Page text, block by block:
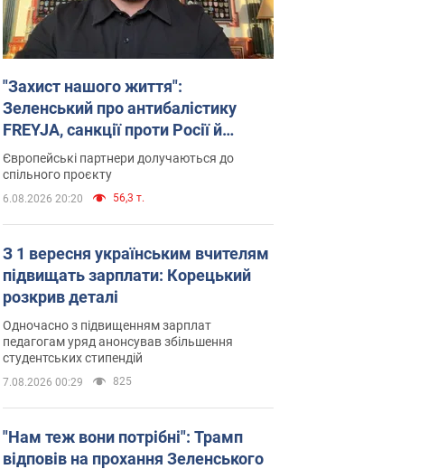
"Захист нашого життя":
Зеленський про антибалістику
FREYJA, санкції проти Росії й
підтримку аграріїв. Відео
Європейські партнери долучаються до
спільного проєкту
6.08.2026 20:20 56,3 т.
З 1 вересня українським вчителям
підвищать зарплати: Корецький
розкрив деталі
Одночасно з підвищенням зарплат
педагогам уряд анонсував збільшення
студентських стипендій
7.08.2026 00:29 825
"Нам теж вони потрібні": Трамп
відповів на прохання Зеленського